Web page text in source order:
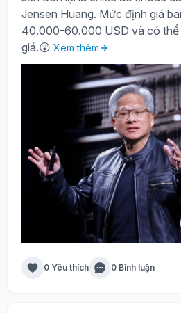
Jensen Huang. Mức định giá
40.000-60.000 USD và có thể
giá.😲 Xem thêm
0 Yêu thích 0 Bình luận